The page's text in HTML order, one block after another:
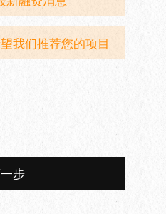
我们推荐您的项目
步